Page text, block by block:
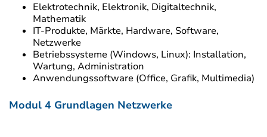
Elektrotechnik, Elektronik, Digitaltechnik,
Mathematik
IT-Produkte, Märkte, Hardware, Software,
Netzwerke
Betriebssysteme (Windows, Linux): Installation,
Wartung, Administration
Anwendungssoftware (Office, Grafik, Multimedia)
Modul 4 Grundlagen Netzwerke